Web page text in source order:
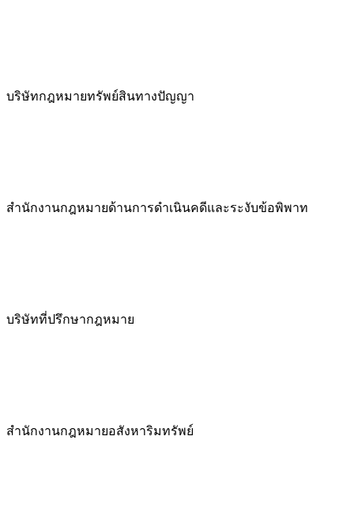
บริษัทกฎหมายทรัพย์สินทางปัญญา
สำนักงานกฎหมายด้านการดำเนินคดีและระงับข้อพิพาท
บริษัทที่ปรึกษากฎหมาย
สำนักงานกฎหมายอสังหาริมทรัพย์